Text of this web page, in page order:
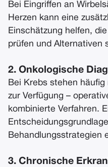
Bei Eingriffen an
Herzen kann eine
Einschätzung helfen,
prüfen und Alternativen
2. Onkologische
Bei Krebs stehen
zur Verfügung –
kombinierte Verfahren.
Behandlungsstrategien
3. Chronische